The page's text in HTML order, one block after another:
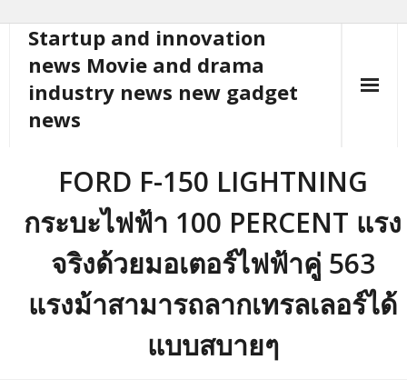
content
Startup and innovation
news Movie and drama
industry news new gadget
news
FORD F-150 LIGHTNING
กระบะไฟฟ้า 100 PERCENT แรง
จริงด้วยมอเตอร์ไฟฟ้าคู่ 563
แรงม้าสามารถลากเทรลเลอร์ได้
แบบสบายๆ